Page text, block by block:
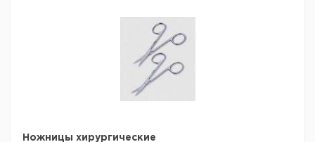
Ножницы хирургические